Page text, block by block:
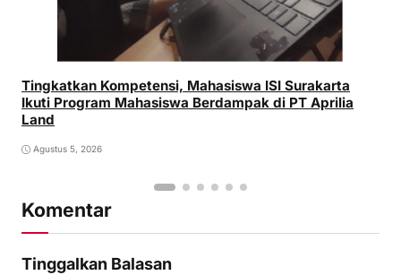
Tingkatkan Kompetensi, Mahasiswa ISI Surakarta
Ikuti Program Mahasiswa Berdampak di PT Aprilia
Land
Agustus 5, 2026
Komentar
Tinggalkan Balasan